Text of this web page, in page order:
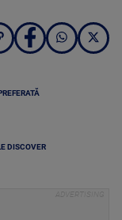
DISCOVER